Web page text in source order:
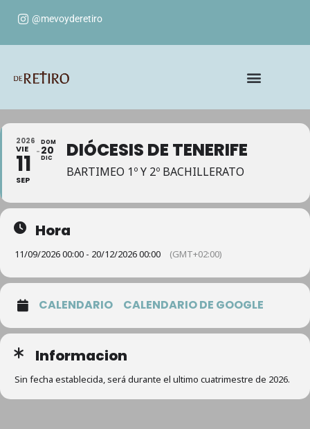
@mevoyderetiro
2026
VIE
11
SEP
DOM
20
DIC DIÓCESIS DE TENERIFE
BARTIMEO 1º Y 2º BACHILLERATO
Hora
11/09/2026 00:00 - 20/12/2026 00:00 (GMT+02:00)
CALENDARIO CALENDARIO DE GOOGLE
Informacion
Sin fecha establecida, será durante el ultimo cuatrimestre de 2026.